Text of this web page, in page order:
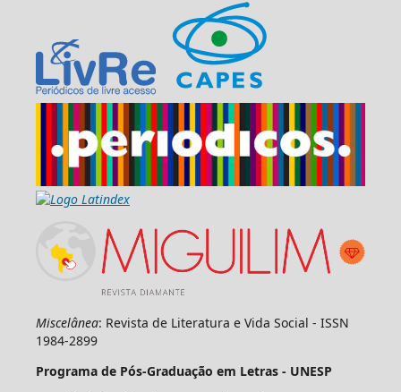
Miscelânea: Revista de Literatura e Vida Social - ISSN
1984-2899
Programa de Pós-Graduação em Letras - UNESP